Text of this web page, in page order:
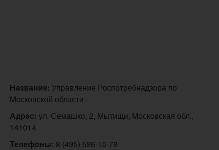
Название: Управление Роспотребнадзора по
Московской области
Адрес: ул. Семашко, 2, Мытищи, Московская обл.,
141014
Телефоны: 8 (495) 586-10-78